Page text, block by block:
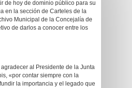
de hoy de dominio público para su
en la sección de Carteles de la
Municipal de la Concejalía de
de darlos a conocer entre los
al Presidente de la Junta
«por contar siempre con la
la importancia y el legado que